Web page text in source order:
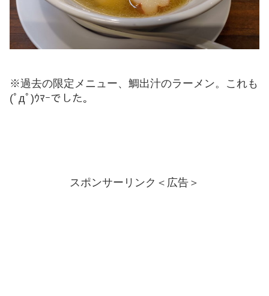
※過去の限定メニュー、鯛出汁のラーメン。これも
(ﾟдﾟ)ｳﾏｰでした。
スポンサーリンク＜広告＞